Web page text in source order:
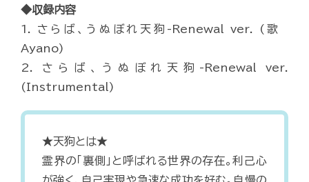
◆収録内容
1. さらば、うぬぼれ天狗-Renewal ver. (歌
Ayano)
2. さらば、うぬぼれ天狗-Renewal ver.
(Instrumental)
★天狗とは★
霊界の「裏側」と呼ばれる世界の存在。利己心